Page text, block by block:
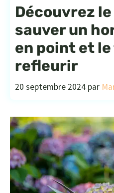
Découvrez
sauver un
en point et
refleurir
20 septembre 2024 par